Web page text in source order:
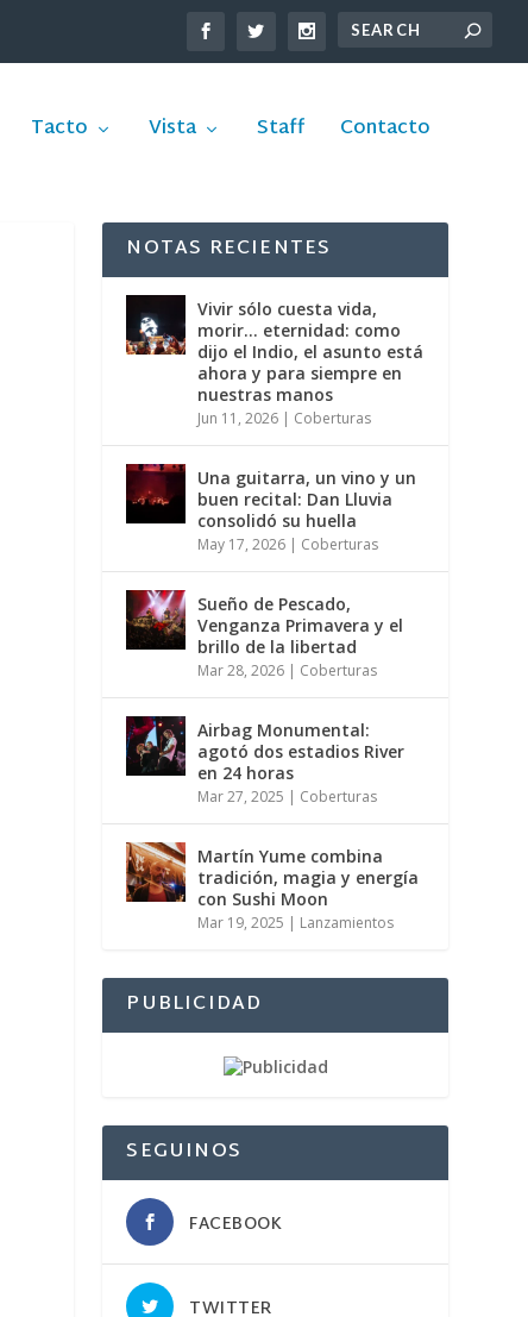
Tacto Vista Staff Contacto
NOTAS RECIENTES
Vivir sólo cuesta vida,
morir… eternidad: como
dijo el Indio, el asunto está
ahora y para siempre en
nuestras manos
Jun 11, 2026 | Coberturas
Una guitarra, un vino y un
buen recital: Dan Lluvia
consolidó su huella
May 17, 2026 | Coberturas
Sueño de Pescado,
Venganza Primavera y el
brillo de la libertad
Mar 28, 2026 | Coberturas
Airbag Monumental:
agotó dos estadios River
en 24 horas
Mar 27, 2025 | Coberturas
Martín Yume combina
tradición, magia y energía
con Sushi Moon
Mar 19, 2025 | Lanzamientos
PUBLICIDAD
SEGUINOS
FACEBOOK
TWITTER